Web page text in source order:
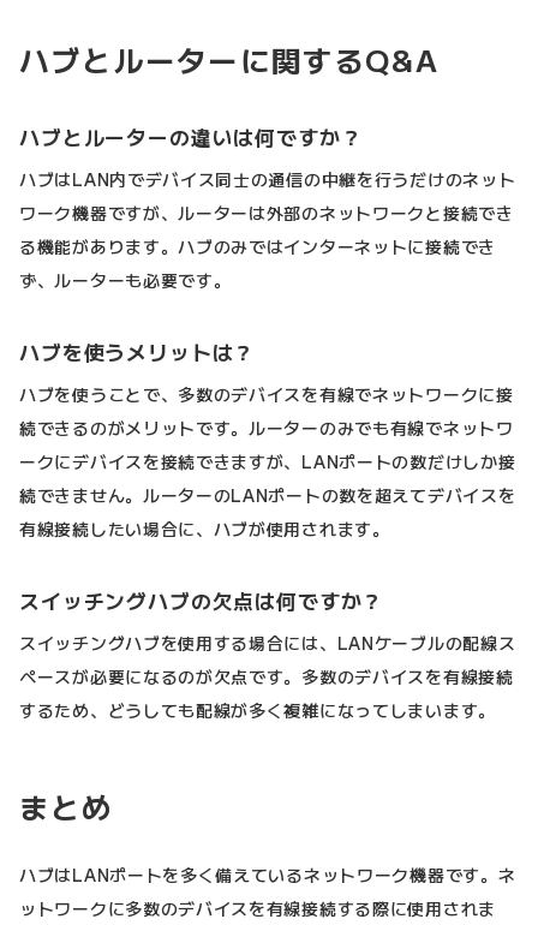
ハブとルーターに関するQ&A
ハブとルーターの違いは何ですか？
ハブはLAN内でデバイス同士の通信の中継を行うだけのネット
ワーク機器ですが、ルーターは外部のネットワークと接続でき
る機能があります。ハブのみではインターネットに接続でき
ず、ルーターも必要です。
ハブを使うメリットは？
ハブを使うことで、多数のデバイスを有線でネットワークに接
続できるのがメリットです。ルーターのみでも有線でネットワ
ークにデバイスを接続できますが、LANポートの数だけしか接
続できません。ルーターのLANポートの数を超えてデバイスを
有線接続したい場合に、ハブが使用されます。
スイッチングハブの欠点は何ですか？
スイッチングハブを使用する場合には、LANケーブルの配線ス
ペースが必要になるのが欠点です。多数のデバイスを有線接続
するため、どうしても配線が多く複雑になってしまいます。
まとめ
ハブはLANポートを多く備えているネットワーク機器です。ネ
ットワークに多数のデバイスを有線接続する際に使用されま